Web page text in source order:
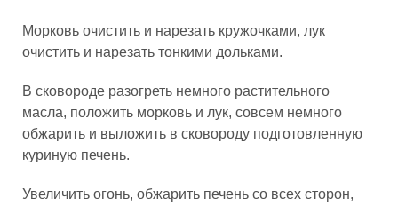
Морковь очистить и нарезать кружочками, лук
очистить и нарезать тонкими дольками.
В сковороде разогреть немного растительного
масла, положить морковь и лук, совсем немного
обжарить и выложить в сковороду подготовленную
куриную печень.
Увеличить огонь, обжарить печень со всех сторон,